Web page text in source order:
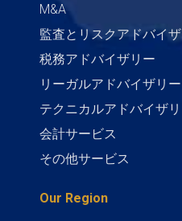
M&A
監査とリスクアドバイ
税務アドバイザリー
リーガルアドバイザリー
テクニカルアドバイザ
会計サービス
その他サービス
Our Region